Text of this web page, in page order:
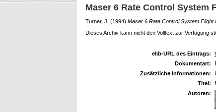
Maser 6 Rate Control System
Turner, J. (1994) Maser 6 Rate Control System Flight
Dieses Archiv kann nicht den Volltext zur Verfügung
elib-URL des Eintrags:
Dokumentart:
Zusätzliche Informationen:
Titel:
Autoren: